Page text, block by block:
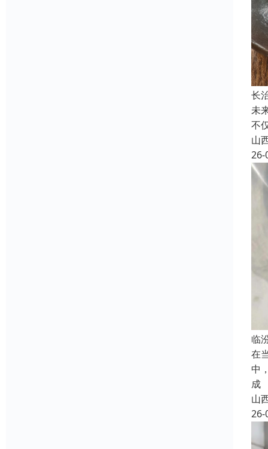
长
未
不
山
26-
临
在
中
成
山
26-